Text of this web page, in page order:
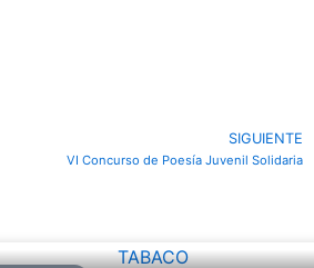
SIGUIENTE
VI Concurso de Poesía Juvenil Solidaria